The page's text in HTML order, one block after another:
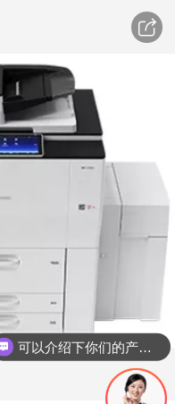
可以介绍下你们的产品么